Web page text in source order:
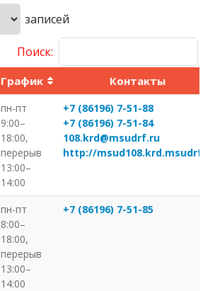
записей
Поиск:
График Контакты
пн-пт
9:00–
18:00,
перерыв
13:00–
14:00
+7 (86196) 7-51-88
+7 (86196) 7-51-84
108.krd@msudrf.ru
http://
пн-пт
8:00–
18:00,
перерыв
13:00–
14:00
+7 (86196) 7-51-85